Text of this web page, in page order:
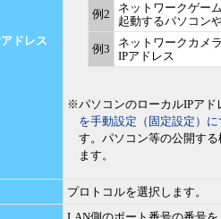
ドレス
例2
ネットワークゲー
起動するパソコン
例3
ネットワークカメ
IPアドレス
※パソコンのローカルIPアド
を手動設定（固定設定）
す。パソコン等の公開す
ます。
プロトコルを選択します。